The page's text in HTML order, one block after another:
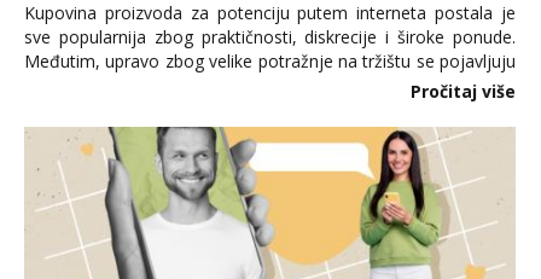
Kupovina proizvoda za potenciju putem interneta postala je
sve popularnija zbog praktičnosti, diskrecije i široke ponude.
Međutim, upravo zbog velike potražnje na tržištu se pojavljuju
i brojni krivotvoreni proizvodi, nepouzdane internetske
Pročitaj više